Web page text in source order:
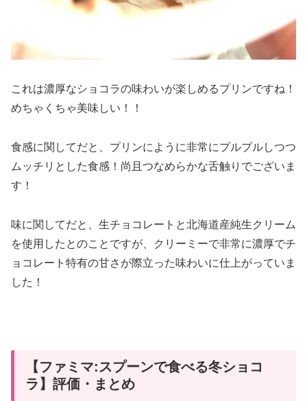
これは濃厚なショコラの味わいが楽しめるプリンですね！
めちゃくちゃ美味しい！！
食感に関してだと、プリンにように非常にプルプルしつつ
ムッチリとした食感！尚且つなめらかな舌触りでございま
す！
味に関してだと、生チョコレートと北海道産純生クリーム
を使用したとのことですが、クリーミーで非常に濃厚でチ
ョコレート特有の甘さが際立った味わいに仕上がっていま
した！
【ファミマ:スプーンで食べる冬ショコ
ラ】評価・まとめ